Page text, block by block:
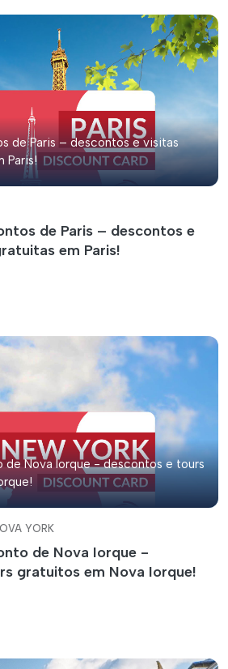
de Paris – descontos e visitas
Paris!
de Paris – descontos e
em Paris!
de Nova Iorque - descontos e tours
YORK
de Nova Iorque -
gratuitos em Nova Iorque!